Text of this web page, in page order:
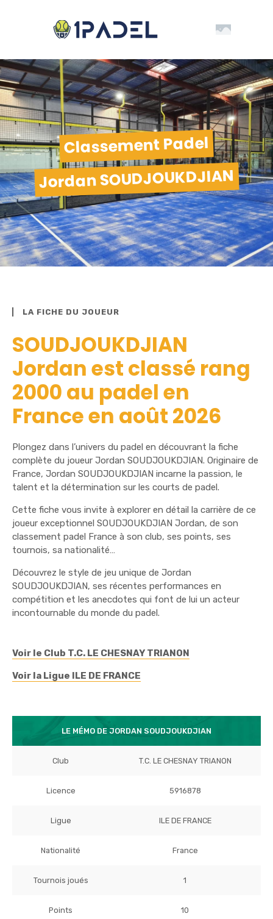
Classement Padel
Jordan SOUDJOUKDJIAN
LA FICHE DU JOUEUR
SOUDJOUKDJIAN
Jordan est classé rang
2000 au padel en
France en août 2026
Plongez dans l’univers du padel en découvrant la fiche
complète du joueur Jordan SOUDJOUKDJIAN. Originaire de
France, Jordan SOUDJOUKDJIAN incarne la passion, le
talent et la détermination sur les courts de padel.
Cette fiche vous invite à explorer en détail la carrière de ce
joueur exceptionnel SOUDJOUKDJIAN Jordan, de son
classement padel France à son club, ses points, ses
tournois, sa nationalité…
Découvrez le style de jeu unique de Jordan
SOUDJOUKDJIAN, ses récentes performances en
compétition et les anecdotes qui font de lui un acteur
incontournable du monde du padel.
Voir le Club T.C. LE CHESNAY TRIANON
Voir la Ligue ILE DE FRANCE
LE MÉMO DE JORDAN SOUDJOUKDJIAN
Club T.C. LE CHESNAY TRIANON
Licence 5916878
Ligue ILE DE FRANCE
Nationalité France
Tournois joués 1
Points 10